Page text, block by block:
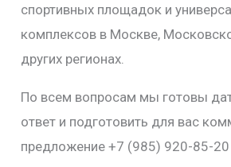
спортивных площадок и
комплексов в Москве,
других регионах.
По всем вопросам мы готовы
ответ и подготовить для вас
предложение +7 (985) 920-85-20